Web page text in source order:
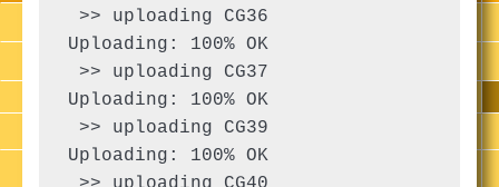
>> uploading CG36
Uploading: 100% OK
>> uploading CG37
Uploading: 100% OK
>> uploading CG39
Uploading: 100% OK